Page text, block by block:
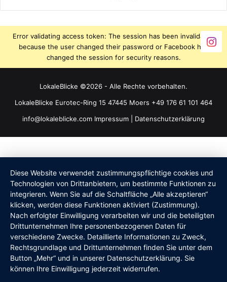
Error validating access token: The session has been invalidated
because the user changed their password or Facebook has
changed the session for security reasons.
LokaleBlicke ©2026 - Alle Rechte vorbehalten.
LokaleBlicke Eurotec-Ring 15 47445 Moers +49 176 61 101 464
info@lokaleblicke.com Impressum Datenschutzerklärung
Diese Website verwendet zustimmungspflichtige cookies und
Technologien von Drittanbietern, um bestimmte Funktionen zu
integrieren. Wenn Sie auf die Schaltfläche „Alle akzeptieren“
klicken, werden diese Funktionen aktiviert (Zustimmung).
Nach erfolgter Einwilligung verarbeiten wir und die beteiligten
Drittunternehmen Ihre personenbezogenen Daten für
verschiedene Zwecke. Detaillierte Informationen zu Zweck,
Rechtsgrundlage und Drittunternehmen finden Sie unter dem
Button „Mehr“ und in unserer Datenschutzerklärung. Sie
können Ihre Einwilligung jederzeit widerrufen.